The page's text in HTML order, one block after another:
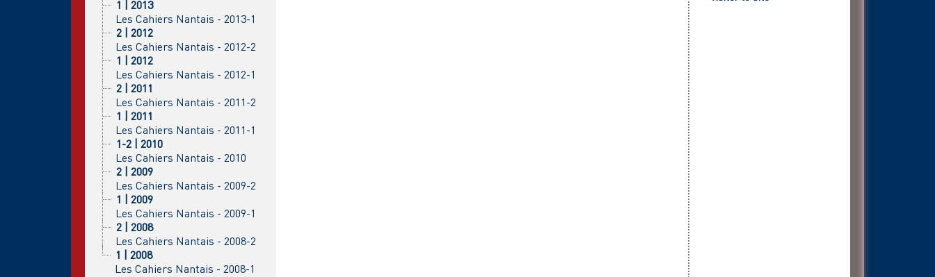
1 | 2013
Les Cahiers Nantais - 2013-1
2 | 2012
Les Cahiers Nantais - 2012-2
1 | 2012
Les Cahiers Nantais - 2012-1
2 | 2011
Les Cahiers Nantais - 2011-2
1 | 2011
Les Cahiers Nantais - 2011-1
1-2 | 2010
Les Cahiers Nantais - 2010
2 | 2009
Les Cahiers Nantais - 2009-2
1 | 2009
Les Cahiers Nantais - 2009-1
2 | 2008
Les Cahiers Nantais - 2008-2
1 | 2008
Les Cahiers Nantais - 2008-1